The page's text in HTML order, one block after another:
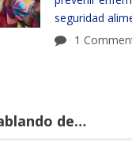
seguridad
1
de…